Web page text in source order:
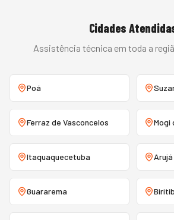
Cidades
Assistência técnica em toda a
Poá
Ferraz de Vasconcelos Mogi
Itaquaquecetuba Arujá
Guararema